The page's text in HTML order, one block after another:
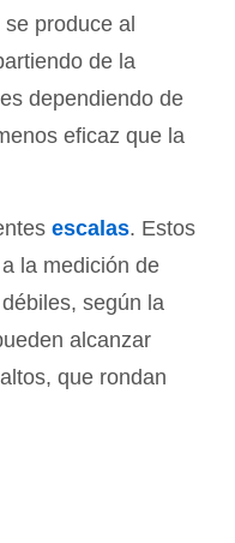
produce al
de la
dependiendo de
eficaz que la
escalas. Estos
la medición de
según la
alcanzar
que rondan